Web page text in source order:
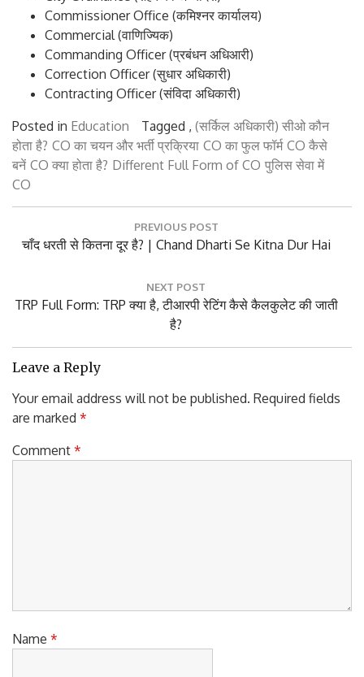
Commissioner Office (कमिश्नर कार्यालय)
Commercial (वाणिज्यिक)
Commanding Officer (प्रबंधन अधिआरी)
Correction Officer (सुधार अधिकारी)
Contracting Officer (संविदा अधिकारी)
Posted in Education Tagged , (सर्किल अधिकारी) सीओ कौन
होता है? CO का चयन और भर्ती प्रक्रिया CO का फुल फॉर्म CO कैसे
बनें CO क्या होता है? Different Full Form of CO पुलिस सेवा में
CO
Post
PREVIOUS POST
Previous
चाँद धरती से कितना दूर है? | Chand Dharti Se Kitna Dur Hai
NEXT POST
Next
TRP Full Form: TRP क्या है, टीआरपी रेटिंग कैसे कैलकुलेट की जाती
है?
Leave a Reply
Your email address will not be published. Required fields
are marked *
Comment *
Name *